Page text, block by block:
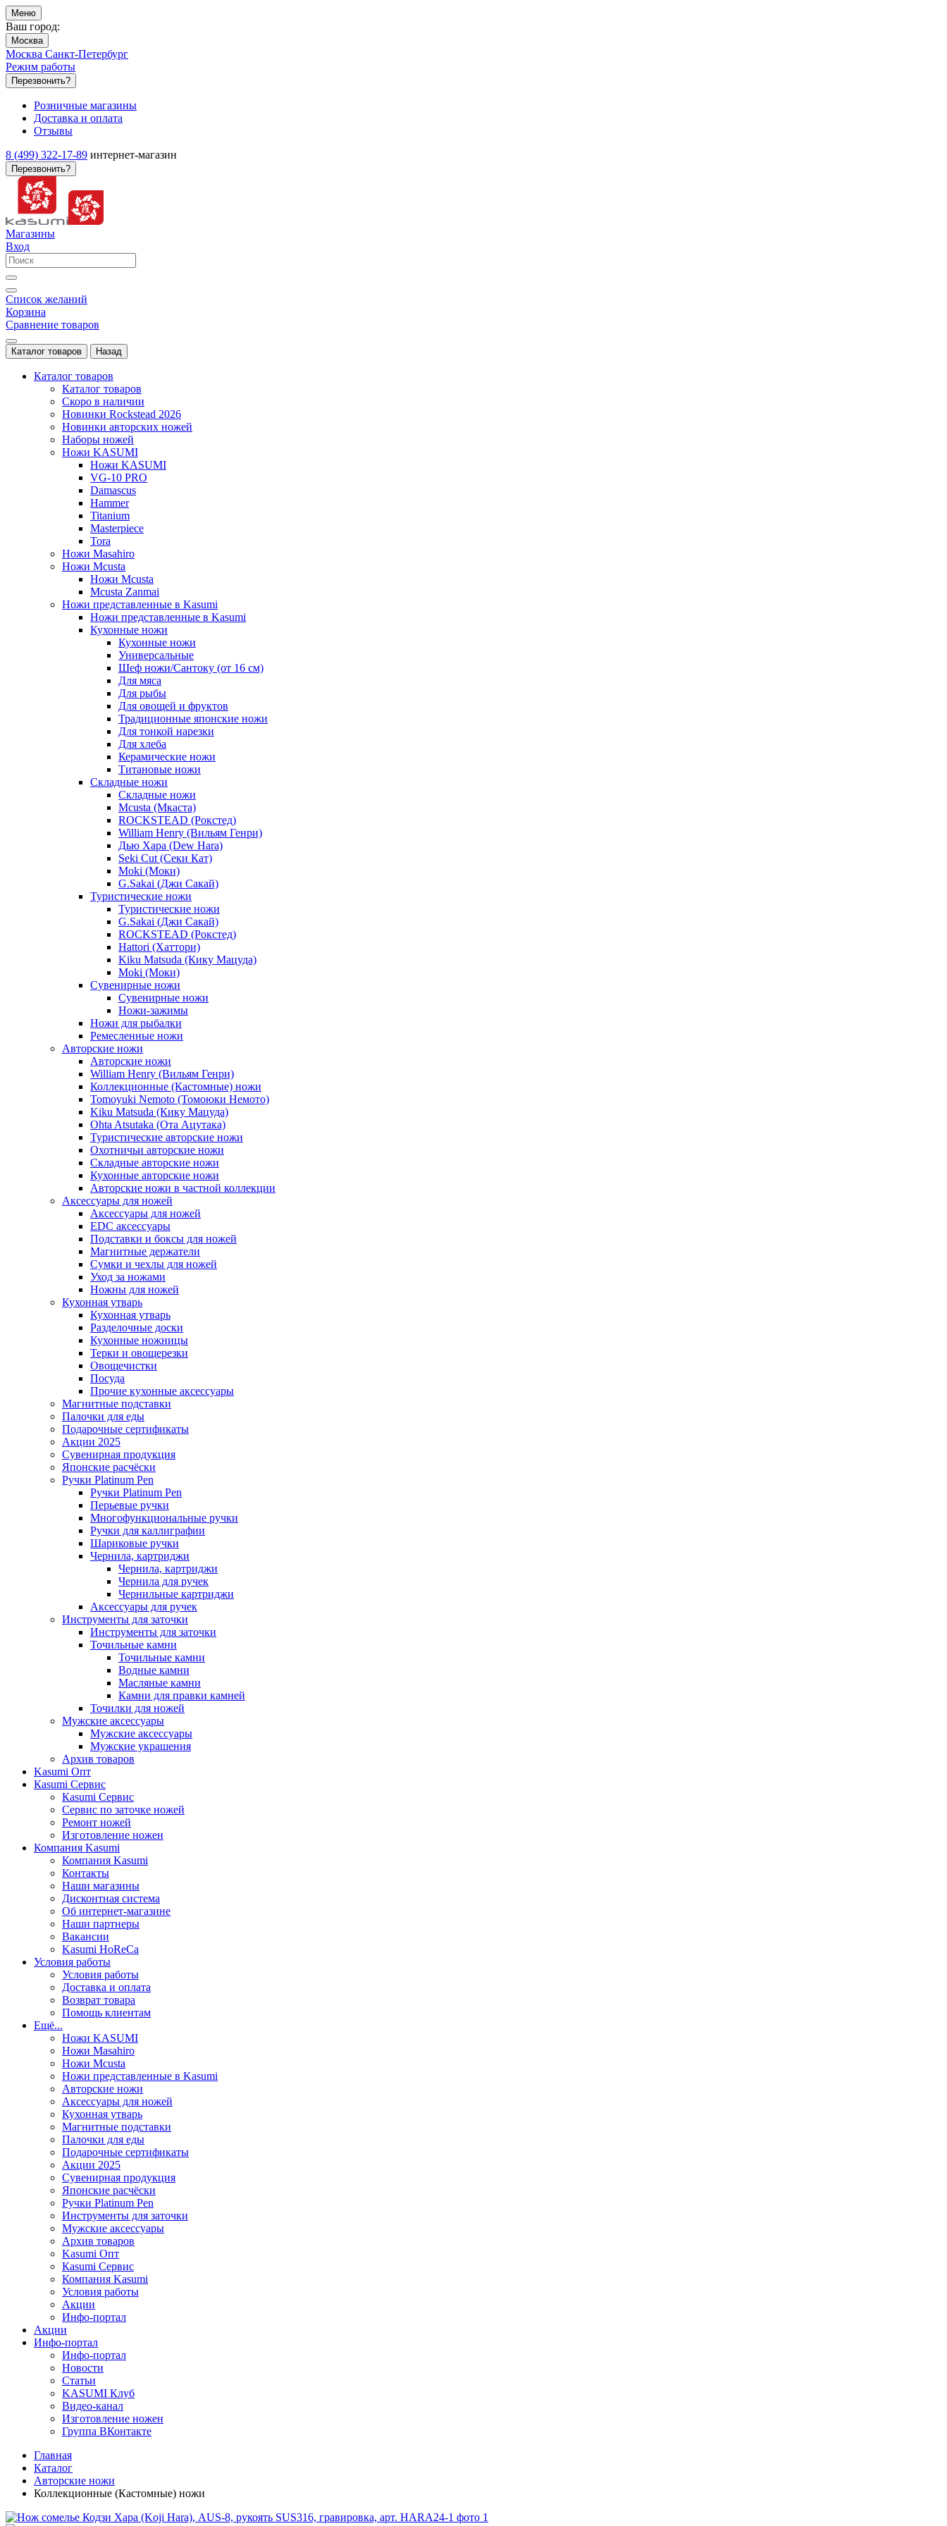
Меню
Ваш город:
Москва
Москва Санкт-Петербург
Режим работы
Перезвонить?
Розничные магазины
Доставка и оплата
Отзывы
8 (499) 322-17-89 интернет-магазин
Перезвонить?
Магазины
Вход
Список желаний
Корзина
Сравнение товаров
Каталог товаров Назад
Каталог товаров
Каталог товаров
Скоро в наличии
Новинки Rockstead 2026
Новинки авторских ножей
Наборы ножей
Ножи KASUMI
Ножи KASUMI
VG-10 PRO
Damascus
Hammer
Titanium
Masterpiece
Tora
Ножи Masahiro
Ножи Mcusta
Ножи Mcusta
Mcusta Zanmai
Ножи представленные в Kasumi
Ножи представленные в Kasumi
Кухонные ножи
Кухонные ножи
Универсальные
Шеф ножи/Сантоку (от 16 см)
Для мяса
Для рыбы
Для овощей и фруктов
Традиционные японские ножи
Для тонкой нарезки
Для хлеба
Керамические ножи
Титановые ножи
Складные ножи
Складные ножи
Mcusta (Мкаста)
ROCKSTEAD (Рокстед)
William Henry (Вильям Генри)
Дью Хара (Dew Hara)
Seki Cut (Секи Кат)
Moki (Моки)
G.Sakai (Джи Сакай)
Туристические ножи
Туристические ножи
G.Sakai (Джи Сакай)
ROCKSTEAD (Рокстед)
Hattori (Хаттори)
Kiku Matsuda (Кику Мацуда)
Moki (Моки)
Сувенирные ножи
Сувенирные ножи
Ножи-зажимы
Ножи для рыбалки
Ремесленные ножи
Авторские ножи
Авторские ножи
William Henry (Вильям Генри)
Коллекционные (Кастомные) ножи
Tomoyuki Nemoto (Томоюки Немото)
Kiku Matsuda (Кику Мацуда)
Ohta Atsutaka (Ота Ацутака)
Туристические авторские ножи
Охотничьи авторские ножи
Складные авторские ножи
Кухонные авторские ножи
Авторские ножи в частной коллекции
Аксессуары для ножей
Аксессуары для ножей
EDC аксессуары
Подставки и боксы для ножей
Магнитные держатели
Сумки и чехлы для ножей
Уход за ножами
Ножны для ножей
Кухонная утварь
Кухонная утварь
Разделочные доски
Кухонные ножницы
Терки и овощерезки
Овощечистки
Посуда
Прочие кухонные аксессуары
Магнитные подставки
Палочки для еды
Подарочные сертификаты
Акции 2025
Сувенирная продукция
Японские расчёски
Ручки Platinum Pen
Ручки Platinum Pen
Перьевые ручки
Многофункциональные ручки
Ручки для каллиграфии
Шариковые ручки
Чернила, картриджи
Чернила, картриджи
Чернила для ручек
Чернильные картриджи
Аксессуары для ручек
Инструменты для заточки
Инструменты для заточки
Точильные камни
Точильные камни
Водные камни
Масляные камни
Камни для правки камней
Точилки для ножей
Мужские аксессуары
Мужские аксессуары
Мужские украшения
Архив товаров
Kasumi Опт
Кasumi Сервис
Кasumi Сервис
Сервис по заточке ножей
Ремонт ножей
Изготовление ножен
Компания Kasumi
Компания Kasumi
Контакты
Наши магазины
Дисконтная система
Об интернет-магазине
Наши партнеры
Вакансии
Kasumi HoReCa
Условия работы
Условия работы
Доставка и оплата
Возврат товара
Помощь клиентам
Ещё...
Ножи KASUMI
Ножи Masahiro
Ножи Mcusta
Ножи представленные в Kasumi
Авторские ножи
Аксессуары для ножей
Кухонная утварь
Магнитные подставки
Палочки для еды
Подарочные сертификаты
Акции 2025
Сувенирная продукция
Японские расчёски
Ручки Platinum Pen
Инструменты для заточки
Мужские аксессуары
Архив товаров
Kasumi Опт
Кasumi Сервис
Компания Kasumi
Условия работы
Акции
Инфо-портал
Акции
Инфо-портал
Инфо-портал
Новости
Статьи
KASUMI Клуб
Видео-канал
Изготовление ножен
Группа ВКонтакте
Главная
Каталог
Авторские ножи
Коллекционные (Кастомные) ножи